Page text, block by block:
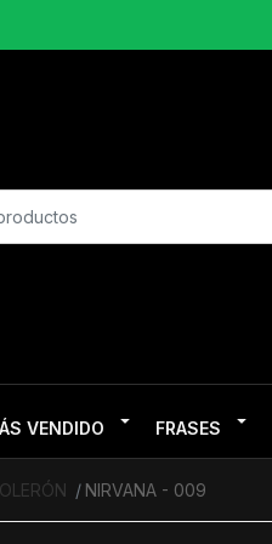
VENDIDO FRASES
NIRVANA - 009